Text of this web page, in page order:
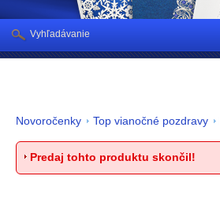
Novoročenky Top vianočné pozdravy
Predaj tohto produktu skončil!
Vyhľadávanie